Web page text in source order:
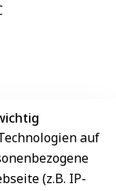
Sie für Details
auf
(z.B. IP-